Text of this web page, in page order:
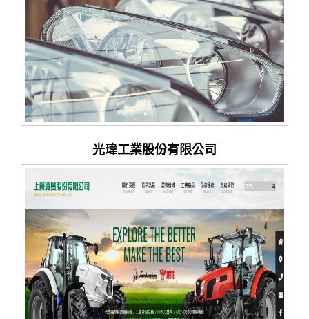
光瑋工業股份有限公司